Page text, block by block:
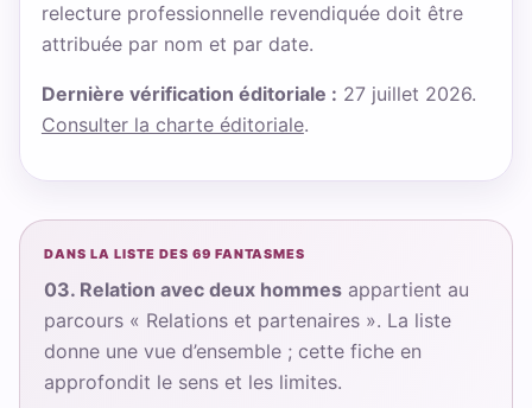
relecture professionnelle revendiquée doit être
attribuée par nom et par date.
Dernière vérification éditoriale : 27 juillet 2026.
Consulter la charte éditoriale.
DANS LA LISTE DES 69 FANTASMES
03. Relation avec deux hommes appartient au
parcours « Relations et partenaires ». La liste
donne une vue d’ensemble ; cette fiche en
approfondit le sens et les limites.